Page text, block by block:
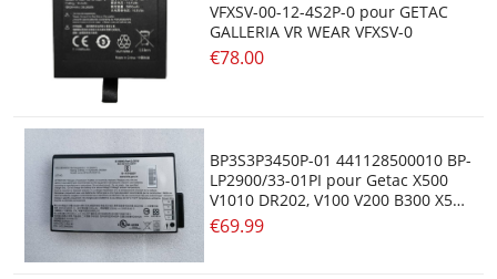
VFXSV-00-12-4S2P-0 pour GETAC
GALLERIA VR WEAR VFXSV-0
€78.00
BP3S3P3450P-01 441128500010 BP-
LP2900/33-01PI pour Getac X500
V1010 DR202, V100 V200 B300 X500
S400 V101
€69.99